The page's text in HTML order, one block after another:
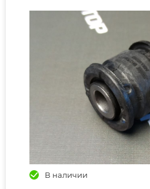
В наличии